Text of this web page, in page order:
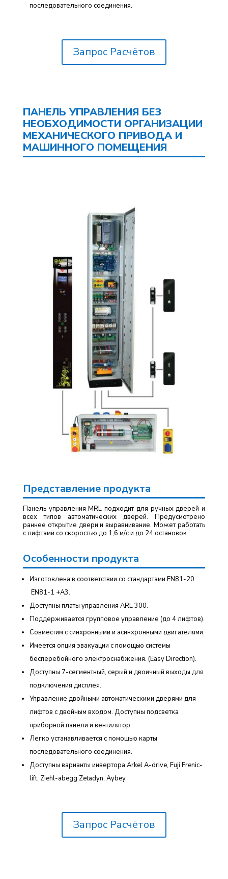
последовательного соединения.
Запрос Расчётов
ПАНЕЛЬ УПРАВЛЕНИЯ БЕЗ
НЕОБХОДИМОСТИ ОРГАНИЗАЦИИ
МЕХАНИЧЕСКОГО ПРИВОДА И
МАШИННОГО ПОМЕЩЕНИЯ
Представление продукта
Панель управления MRL подходит для ручных дверей и
всех типов автоматических дверей. Предусмотрено
раннее открытие двери и выравнивание. Может работать
с лифтами со скоростью до 1,6 м/с и до 24 остановок.
Особенности продукта
Изготовлена в соответствии со стандартами EN81-20
EN81-1 +A3.
Доступны платы управления ARL 300.
Поддерживается групповое управление (до 4 лифтов).
Совместим с синхронными и асинхронными двигателями.
Имеется опция эвакуации с помощью системы
бесперебойного электроснабжения. (Easy Direction).
Доступны 7-сегментный, серый и двоичный выходы для
подключения дисплея.
Управление двойными автоматическими дверями для
лифтов с двойным входом. Доступны подсветка
приборной панели и вентилятор.
Легко устанавливается с помощью карты
последовательного соединения.
Доступны варианты инвертора Arkel A-drive, Fuji Frenic-
lift, Ziehl-abegg Zetadyn, Aybey.
Запрос Расчётов